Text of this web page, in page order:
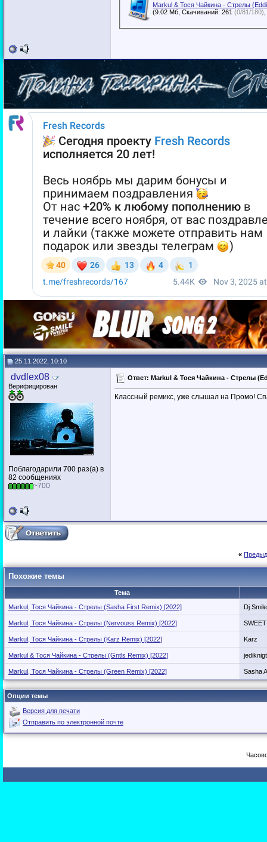
Markul & Тося Чайкина - Стрелы
(9.02 Мб, Скачиваний: 261(0/81/180)
25.11.2022, 10:10
dvdlex08
Верифицирован
Поблагодарили 700 раз(а) в
82 сообщениях
~700
Ответ: Markul & Тося Чайкина - Стрелы
Классный ремикс, уже слышал на Промо!
«
Похожие темы
Тема
Markul, Тося Чайкина - Стрелы (Sasha First Remix) [2022]
Dj Smile
Markul, Тося Чайкина - Стрелы (Nervouss Remix) [2022]
Markul, Тося Чайкина - Стрелы (Karz Remix) [2022] Karz
Markul & Тося Чайкина - Стрелы (Gntls Remix) [2022] jediknigt
Markul, Тося Чайкина - Стрелы (Green Remix) [2022] Sasha
Опции темы
Версия для печати
Отправить по электронной почте